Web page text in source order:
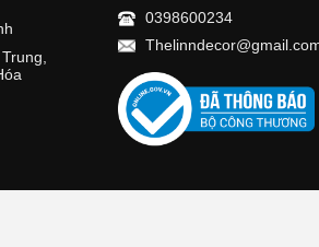
0398600234